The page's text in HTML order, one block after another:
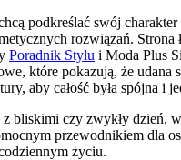
podkreślać swój
rozwiązań. Strona
Poradnik Stylu i Moda Plus
które pokazują, że udana
aby całość była spójna i
bliskimi czy zwykły dzień,
przewodnikiem dla
życiu.